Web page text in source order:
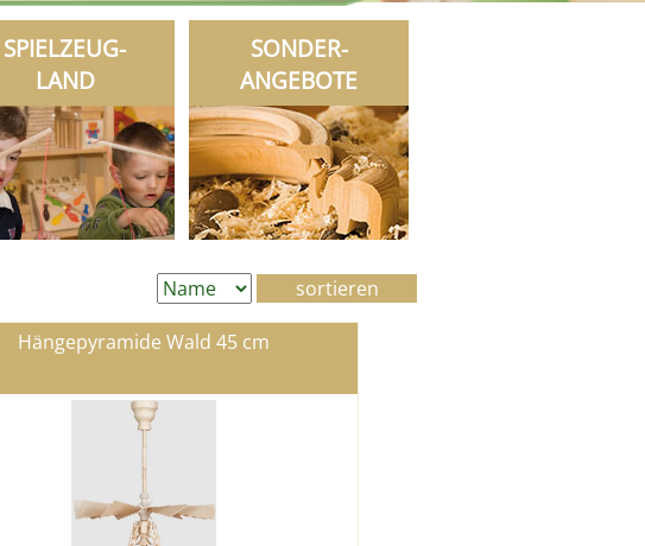
SPIELZEUG-
LAND
SONDER-
ANGEBOTE
Hängepyramide Wald 45 cm